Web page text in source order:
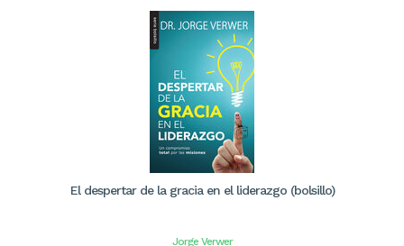
El despertar de la gracia en el liderazgo (bolsillo)
Jorge Verwer